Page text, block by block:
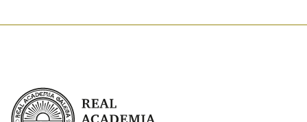
Real Academia Galega